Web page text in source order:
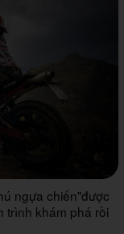
ngựa chiến"được
trình khám phá rồi